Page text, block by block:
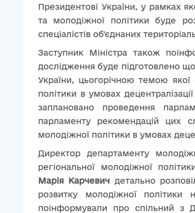
Президентові України, у рамках
та молодіжної політики буде
спеціалістів об'єднаних
Заступник Міністра також
дослідження буде підготовлено
України, цьогорічною темою
політики в умовах
заплановано проведення
парламенту рекомендацій цих
молодіжної політики в умовах
Директор департаменту
регіональної молодіжної
Марія Карчевич детально
розвитку молодіжної політики
поінформували про спільний